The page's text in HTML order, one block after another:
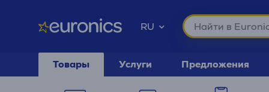
RU
Товары Услуги Предложения